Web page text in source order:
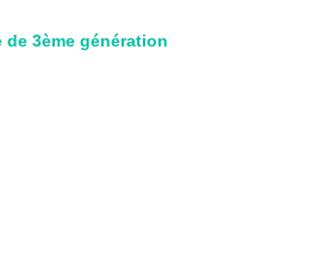
3ème génération